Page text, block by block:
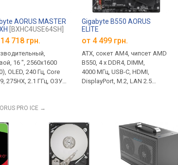
AORUS MASTER
[BXHC4USE64SH]
718 грн.
16 ", 2560x1600
OLED, 240 Гц, Core
275HX, 2.1 ГГц, ОЗУ
10Gbps, USB-C 40G
Wi-Fi 7,
VR, быстрая
3D сканер лица,
Gigabyte B550 AORUS
ELITE
от 4 499 грн.
ATX, сокет AM4, чипсет AMD
B550, 4 x DDR4, DIMM,
4000 МГц, USB-C, HDMI,
DisplayPort, M.2, LAN 2.5
PRO ICE →